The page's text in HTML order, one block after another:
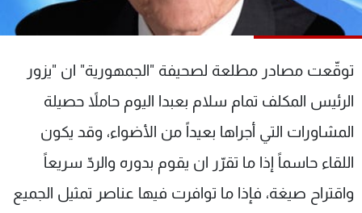
توقّعت مصادر مطلعة لصحيفة "الجمهورية" ان "يزور
الرئيس المكلف تمام سلام بعبدا اليوم حاملاً حصيلة
المشاورات التي أجراها بعيداً من الأضواء، وقد يكون
اللقاء حاسماً إذا ما تقرّر ان يقوم بدوره والردّ سريعاً
واقتراح صيغة، فإذا ما توافرت فيها عناصر تمثيل الجميع
البرامج
جدول البرامج
شاهد البرامج
الترددات
عن MTV
لاعلاناتكم
وظائف
شروط الإسـتخدام
سياسة الخصوصية